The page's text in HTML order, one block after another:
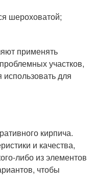
шероховатой;
применять
участков,
для
кирпича.
и качества,
либо из элементов
чтобы